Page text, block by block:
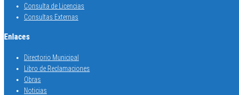
Consulta de Licencias
Consultas Externas
Enlaces
Directorio Municipal
Libro de Reclamaciones
Obras
Noticias